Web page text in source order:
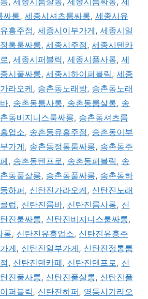
싸롱, 세종시셔츠룸싸롱, 세종시유
흥주점 , 세종시이부가게 , 세종시일
통룸싸롱, 세종시주점 , 세종시텐카
, 세종시퍼블릭 , 세종시풀사롱, 세
시풀싸롱, 세종시하이퍼블릭 , 세종
라오케 , 송촌동노래방, 송촌동노래
, 송촌동룸사롱, 송촌동룸살롱, 송
동비지니스룸싸롱, 송촌동셔츠룸
업소, 송촌동유흥주점 , 송촌동이부
가게 , 송촌동정통룸싸롱, 송촌동주
, 송촌동텐프로 , 송촌동퍼블릭 , 송
동풀살롱, 송촌동풀싸롱, 송촌동하
하퍼 , 신탄진가라오케 , 신탄진노래
럽 , 신탄진룸바, 신탄진룸사롱, 신
진룸싸롱, 신탄진비지니스룸싸롱,
롱, 신탄진유흥업소, 신탄진유흥주
게 , 신탄진일부가게 , 신탄진정통룸
, 신탄진텐카페 , 신탄진텐프로 , 신
진풀사롱, 신탄진풀살롱, 신탄진풀
퍼블릭 , 신탄진하퍼 , 영동시가라오